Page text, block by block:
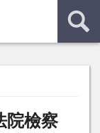
院檢察